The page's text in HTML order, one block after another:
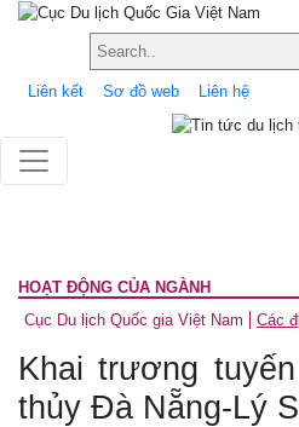
Liên kết Sơ đồ web Liên hệ
HOẠT ĐỘNG CỦA NGÀNH
Cục Du lịch Quốc gia Việt Nam
Các
Khai trương
thủy Đà Nẵng-Lý